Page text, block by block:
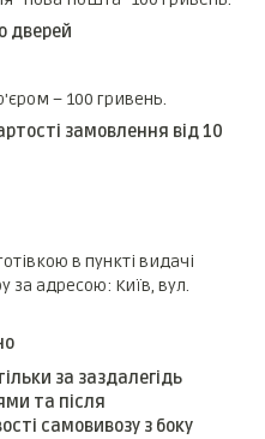
дверей
– 100 гривень.
замовлення від 10
в пункті видачі
за адресою: Київ, вул.
за заздалегідь
та після
самовивозу з боку